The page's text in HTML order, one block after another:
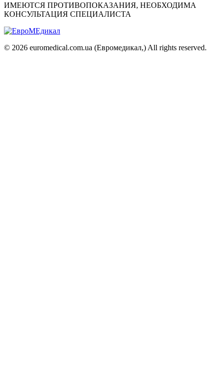
ИМЕЮТСЯ ПРОТИВОПОКАЗАНИЯ, НЕОБХОДИМА
КОНСУЛЬТАЦИЯ СПЕЦИАЛИСТА
© 2026 euromedical.com.ua (Евромедикал,) All rights reserved.